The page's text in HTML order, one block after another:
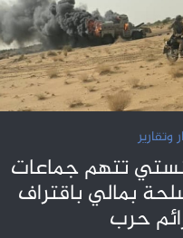
وتقارير
تتهم جماعات
بمالي باقتراف
حرب